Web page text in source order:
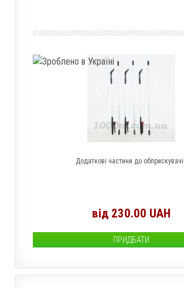
Додаткові частини до
від 230.00 UAH
ПРИДБАТИ